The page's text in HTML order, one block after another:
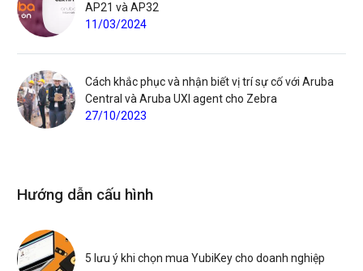
AP21 và AP32
11/03/2024
Cách khắc phục và nhận biết vị trí sự cố với Aruba
Central và Aruba UXI agent cho Zebra
27/10/2023
Hướng dẫn cấu hình
5 lưu ý khi chọn mua YubiKey cho doanh nghiệp